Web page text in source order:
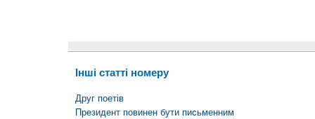
Інші статті номеру
Друг поетів
Президент повинен бути письменним